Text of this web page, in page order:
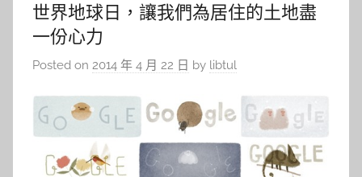
世界地球日，讓我們為居住的土地盡
一份心力
Posted on 2014 年 4 月 22 日 by libtul